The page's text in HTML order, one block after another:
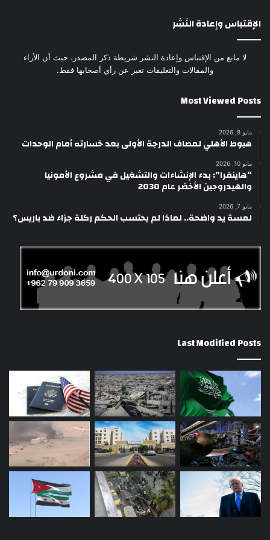
الإقتباس وإعادة النَشِر
لا مانع من الإقتباس وإعادة النشر شريطة ذكر المصدر، حيث أن الأراء
والمقالات والتعليقات تعبر عن رأي أصحابها فقط.
Most Viewed Posts
مايو 8, 2026
هبوط الأهلي لمصاف الدرجة الأولى بعد خسارته أمام الوحدات
مايو 10, 2026
“هاينفرا”: بدء الإنشاءات والتشغيل في مشروع الأمونيا
والهيدروجين الأخضر عام 2030
مايو 7, 2026
لمسة يد واضحة.. لماذا لم يحتسب الحكم ركلة جزاء ضد باريس؟
Last Modified Posts